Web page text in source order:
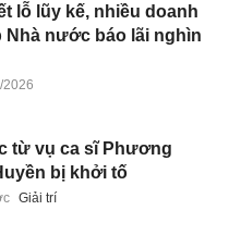
lỗ lũy kế, nhiều doanh
Nhà nước báo lãi nghìn
2026
từ vụ ca sĩ Phương
bị khởi tố
Giải trí